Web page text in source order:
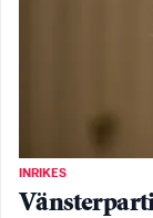
INRIKES